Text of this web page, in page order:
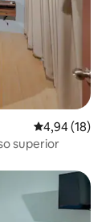
4,94 de uma
4,94 (18)
Piso superior